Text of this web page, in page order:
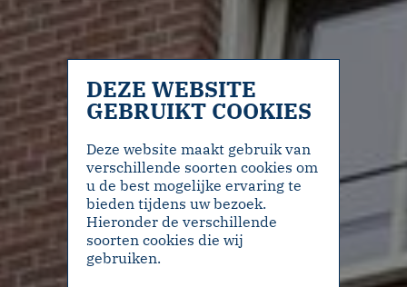
DEZE WEBSITE
GEBRUIKT COOKIES
Deze website maakt gebruik van
verschillende soorten cookies om
u de best mogelijke ervaring te
bieden tijdens uw bezoek.
Hieronder de verschillende
soorten cookies die wij
gebruiken.